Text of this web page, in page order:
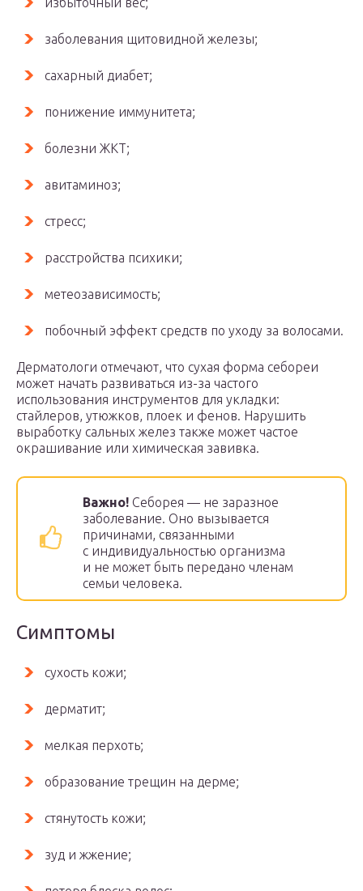
заболевания щитовидной железы;
сахарный диабет;
понижение иммунитета;
болезни ЖКТ;
авитаминоз;
стресс;
расстройства психики;
метеозависимость;
побочный эффект средств по уходу за волосами.
Дерматологи отмечают, что сухая форма себореи
может начать развиваться из-за частого
использования инструментов для укладки:
стайлеров, утюжков, плоек и фенов. Нарушить
выработку сальных желез также может частое
окрашивание или химическая завивка.
Важно! Себорея — не заразное
заболевание. Оно вызывается
причинами, связанными
с индивидуальностью организма
и не может быть передано членам
семьи человека.
Симптомы
сухость кожи;
дерматит;
мелкая перхоть;
образование трещин на дерме;
стянутость кожи;
зуд и жжение;